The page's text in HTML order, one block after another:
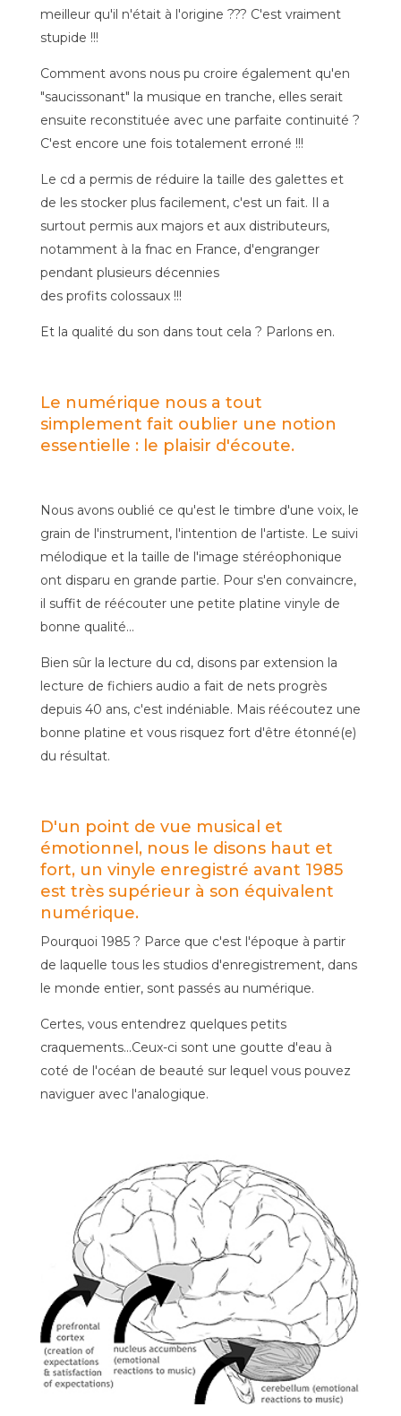
meilleur qu'il n'était à l'origine ??? C'est vraiment
stupide !!!
Comment avons nous pu croire également qu'en
"saucissonant" la musique en tranche, elles serait
ensuite reconstituée avec une parfaite continuité ?
C'est encore une fois totalement erroné !!!
Le cd a permis de réduire la taille des galettes et
de les stocker plus facilement, c'est un fait. Il a
surtout permis aux majors et aux distributeurs,
notamment à la fnac en France, d'engranger
pendant plusieurs décennies
des profits colossaux !!!
Et la qualité du son dans tout cela ? Parlons en.
Le numérique nous a tout
simplement fait oublier une notion
essentielle : le plaisir d'écoute.
Nous avons oublié ce qu'est le timbre d'une voix, le
grain de l'instrument, l'intention de l'artiste. Le suivi
mélodique et la taille de l'image stéréophonique
ont disparu en grande partie. Pour s'en convaincre,
il suffit de réécouter une petite platine vinyle de
bonne qualité...
Bien sûr la lecture du cd, disons par extension la
lecture de fichiers audio a fait de nets progrès
depuis 40 ans, c'est indéniable. Mais réécoutez une
bonne platine et vous risquez fort d'être étonné(e)
du résultat.
D'un point de vue musical et
émotionnel, nous le disons haut et
fort, un vinyle enregistré avant 1985
est très supérieur à son équivalent
numérique.
Pourquoi 1985 ? Parce que c'est l'époque à partir
de laquelle tous les studios d'enregistrement, dans
le monde entier, sont passés au numérique.
Certes, vous entendrez quelques petits
craquements...Ceux-ci sont une goutte d'eau à
coté de l'océan de beauté sur lequel vous pouvez
naviguer avec l'analogique.